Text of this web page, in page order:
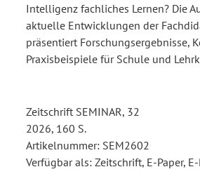
Intelligenz fachliches Lernen? Die
aktuelle Entwicklungen der
präsentiert Forschungsergebnisse,
Praxisbeispiele für Schule und
Zeitschrift SEMINAR, 32
2026, 160 S.
Artikelnummer: SEM2602
Verfügbar als: Zeitschrift, E-Paper,